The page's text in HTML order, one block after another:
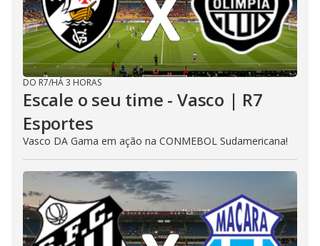
DO R7/HÁ 3 HORAS
Escale o seu time - Vasco | R7
Esportes
Vasco DA Gama em ação na CONMEBOL Sudamericana!